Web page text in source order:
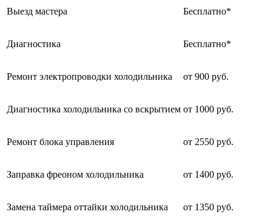
Выезд мастера Бесплатно*
Диагностика Бесплатно*
Ремонт электропроводки холодильника от 900 руб.
Диагностика холодильника со вскрытием от 1000 руб.
Ремонт блока управления от 2550 руб.
Заправка фреоном холодильника от 1400 руб.
Замена таймера оттайки холодильника от 1350 руб.